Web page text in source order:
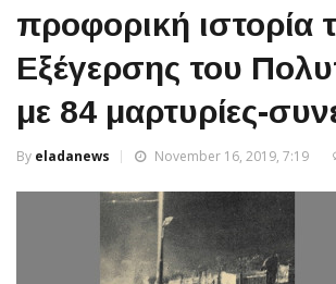
προφορική ιστορία
Εξέγερσης του
με 84 μαρτυρίες-
By eladanews November 16, 2019, 7:19